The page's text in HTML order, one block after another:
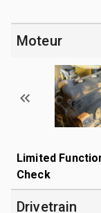
Moteur
Limited
Check
Drivetrain